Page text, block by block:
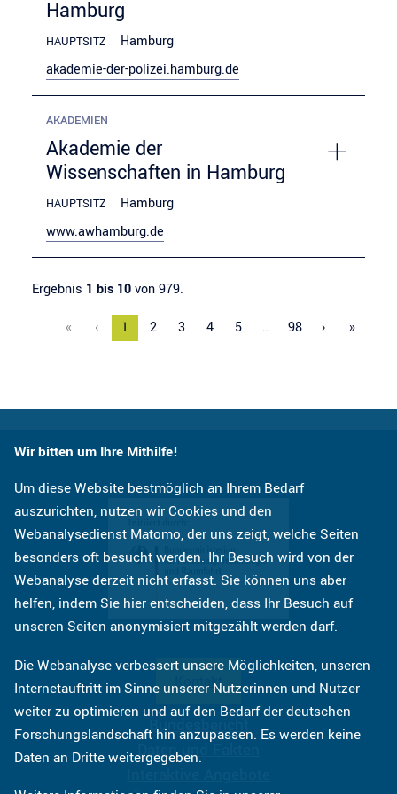
Wir bitten um Ihre Mithilfe!
Um diese Website bestmöglich an Ihrem Bedarf
auszurichten, nutzen wir Cookies und den
Webanalysedienst Matomo, der uns zeigt, welche Seiten
besonders oft besucht werden. Ihr Besuch wird von der
Webanalyse derzeit nicht erfasst. Sie können uns aber
helfen, indem Sie hier entscheiden, dass Ihr Besuch auf
unseren Seiten anonymisiert mitgezählt werden darf.
Die Webanalyse verbessert unsere Möglichkeiten, unseren
Internetauftritt im Sinne unserer Nutzerinnen und Nutzer
weiter zu optimieren und auf den Bedarf der deutschen
Forschungslandschaft hin anzupassen. Es werden keine
Daten an Dritte weitergegeben.
Hamburg
HAUPTSITZ
Hamburg
akademie-der-polizei.hamburg.de
AKADEMIEN
Akademie der
Wissenschaften in Hamburg
HAUPTSITZ
Hamburg
www.awhamburg.de
Ergebnis 1 bis 10von 979.
« ‹ 1 2 3 4 5 … 98 › »
Kontakt
Bundesbericht
Daten und Fakten